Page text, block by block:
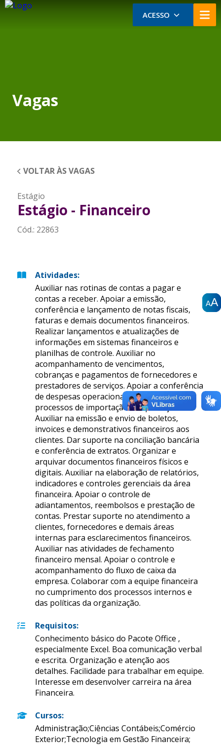
AA
AA
AA
ACESSO
Vagas
VOLTAR ÀS VAGAS
Estágio
Estágio - Financeiro
Cód.: 22863
Atividades:
Auxiliar nas rotinas de contas a pagar e
contas a receber. Apoiar a emissão,
conferência e lançamento de notas fiscais,
faturas e demais documentos financeiros.
Realizar lançamentos e atualizações de
informações em sistemas financeiros e
planilhas de controle. Auxiliar no
acompanhamento de vencimentos,
cobranças e pagamentos de fornecedores e
prestadores de serviços. Apoiar a conferência
de despesas operacionais relacionadas aos
processos de importação e exportação.
Auxiliar na emissão e envio de boletos,
invoices e demonstrativos financeiros aos
clientes. Dar suporte na conciliação bancária
e conferência de extratos. Organizar e
arquivar documentos financeiros físicos e
digitais. Auxiliar na elaboração de relatórios,
indicadores e controles gerenciais da área
financeira. Apoiar o controle de
adiantamentos, reembolsos e prestação de
contas. Prestar suporte no atendimento a
clientes, fornecedores e demais áreas
internas para esclarecimentos financeiros.
Auxiliar nas atividades de fechamento
financeiro mensal. Apoiar o controle e
acompanhamento do fluxo de caixa da
empresa. Colaborar com a equipe financeira
no cumprimento dos processos internos e
das políticas da organização.
Requisitos:
Conhecimento básico do Pacote Office ,
especialmente Excel. Boa comunicação verbal
e escrita. Organização e atenção aos
detalhes. Facilidade para trabalhar em equipe.
Interesse em desenvolver carreira na área
Financeira.
Cursos:
Administração;Ciências Contábeis;Comércio
Exterior;Tecnologia em Gestão Financeira;